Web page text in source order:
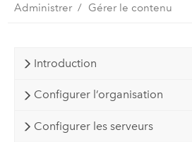
Administrer Gérer le contenu
Introduction
Configurer l’organisation
Configurer les serveurs